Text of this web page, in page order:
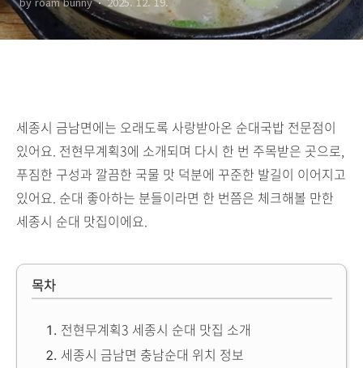
세종시 금남면에는 오래도록 사랑받아온 순대국밥 전문점이
있어요. 전현무계획3에 소개되며 다시 한 번 주목받은 곳으로,
푸짐한 구성과 깔끔한 국물 맛 덕분에 꾸준한 발길이 이어지고
있어요. 순대 좋아하는 분들이라면 한 번쯤은 체크해볼 만한
세종시 순대 맛집이에요.
목차
전현무계획3 세종시 순대 맛집 소개
세종시 금남면 충남순대 위치 정보